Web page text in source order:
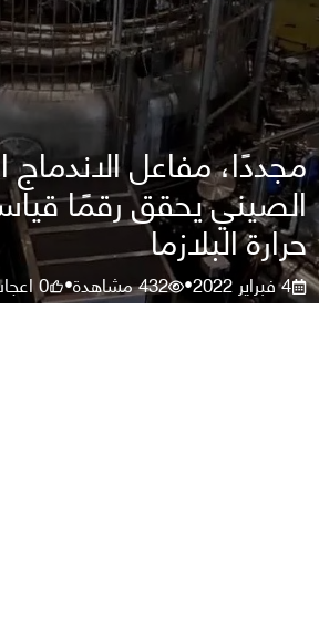
مجددًا، مفاعل الاندماج
الصيني يحقق رقمًا
حرارة البلازما
4 فبراير 2022 •
432مشاهدة•
0